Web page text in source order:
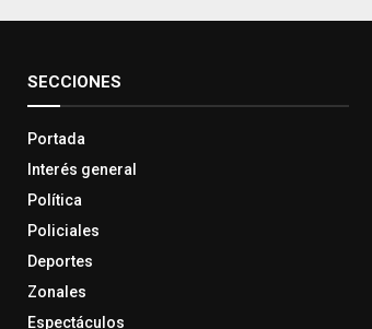
SECCIONES
Portada
Interés general
Política
Policiales
Deportes
Zonales
Espectáculos